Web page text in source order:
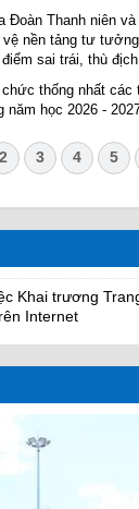
Đoàn Thanh niên
vệ nền tảng tư
sai trái, thù
chức thống nhất
năm học 2026 -
2 3 4 5
Khai trương
Internet